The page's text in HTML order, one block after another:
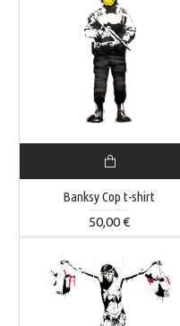
Banksy Cop t-shirt
50,00 €